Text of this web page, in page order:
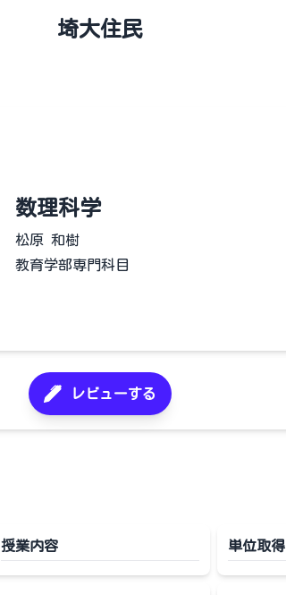
埼大住民
数理科学
松原 和樹
教育学部専門科目
レビューする
授業内容 単位取得